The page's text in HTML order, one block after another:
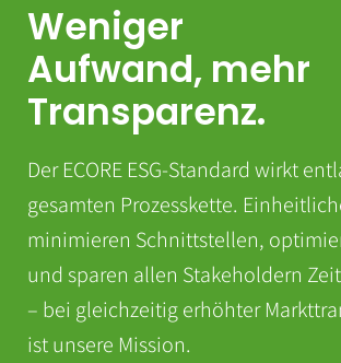
Weniger
Aufwand, mehr
Transparenz.
Der ECORE ESG-Standard wirkt
gesamten Prozesskette.
minimieren Schnittstellen,
und sparen allen Stakeholdern
– bei gleichzeitig erhöhter
ist unsere Mission.